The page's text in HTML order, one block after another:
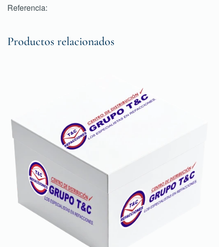
Referencia:
Productos relacionados